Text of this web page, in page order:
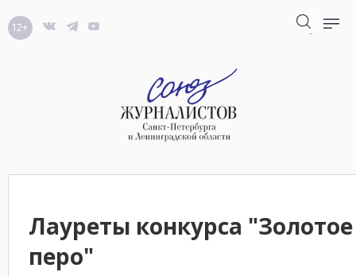
12+
Лауреты конкурса "Золотое
перо"